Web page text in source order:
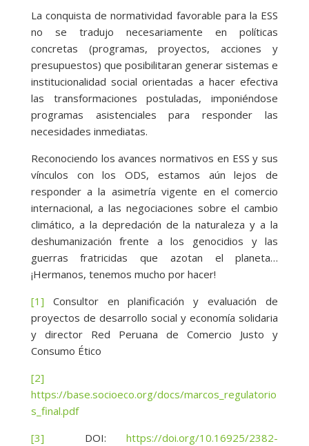
La conquista de normatividad favorable para la ESS
no se tradujo necesariamente en políticas
concretas (programas, proyectos, acciones y
presupuestos) que posibilitaran generar sistemas e
institucionalidad social orientadas a hacer efectiva
las transformaciones postuladas, imponiéndose
programas asistenciales para responder las
necesidades inmediatas.
Reconociendo los avances normativos en ESS y sus
vínculos con los ODS, estamos aún lejos de
responder a la asimetría vigente en el comercio
internacional, a las negociaciones sobre el cambio
climático, a la depredación de la naturaleza y a la
deshumanización frente a los genocidios y las
guerras fratricidas que azotan el planeta…
¡Hermanos, tenemos mucho por hacer!
[1] Consultor en planificación y evaluación de
proyectos de desarrollo social y economía solidaria
y director Red Peruana de Comercio Justo y
Consumo Ético
[2]
https://base.socioeco.org/docs/marcos_regulatorio
s_final.pdf
[3] DOI:https://doi.org/10.16925/2382-